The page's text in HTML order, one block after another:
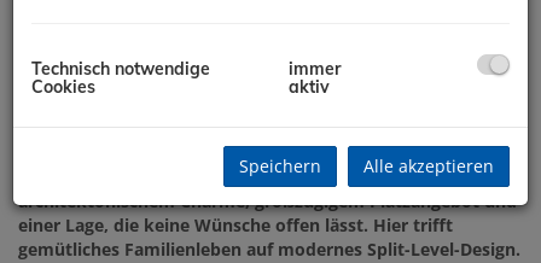
Beschreibung
Nahe dem Ortszentrum und dem Wallersee
Dieses Eckreihenhaus ist die perfekte Kombination aus
architektonischem Charme, großzügigem Platzangebot und
einer Lage, die keine Wünsche offen lässt. Hier trifft
gemütliches Familienleben auf modernes Split-Level-Design.
Technisch notwendige
Cookies
immer
aktiv
Speichern Alle akzeptieren